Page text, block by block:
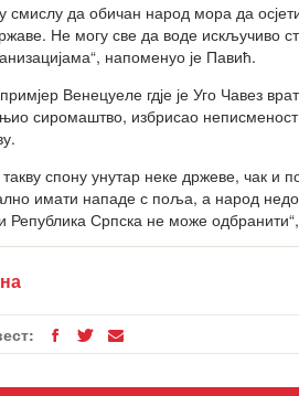
да обичан народ мора да
Не могу све да воде искључиво
напоменуо је Павић.
Венецуеле гдје је Уго Чавез
сиромаштво, избрисао
спону унутар неке држеве, чак и
имати нападе с поља, а народ
Република Српска не може